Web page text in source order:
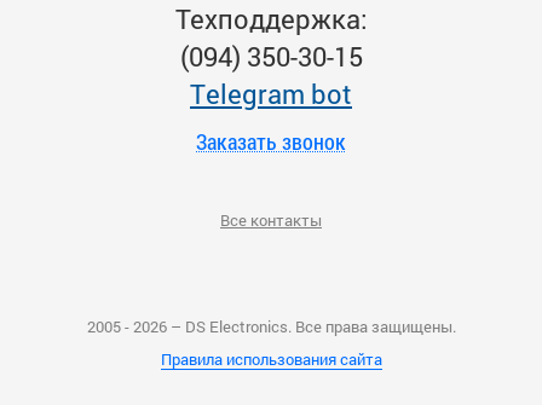
Техподдержка:
(094) 350-30-15
Тelegram bot
Заказать звонок
Все контакты
2005 - 2026 – DS Electronics. Все права защищены.
Правила использования сайта